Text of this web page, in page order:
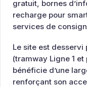
gratuit, bornes
recharge pour
services de
Le site est desservi
(tramway Ligne 1
bénéficie d’une
renforçant son